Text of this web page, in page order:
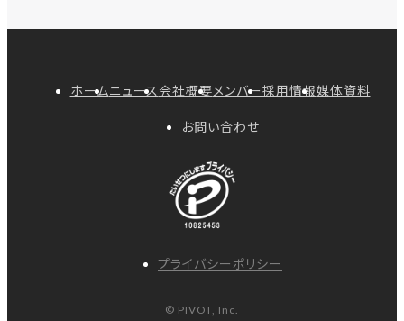
ホームニュース 会社概要メンバー採用情報媒体資料
お問い合わせ
プライバシーポリシー
© PIVOT, Inc.